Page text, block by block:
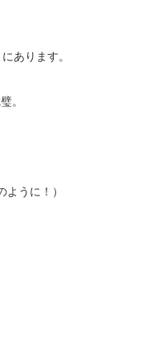
あります。
。
うに！）